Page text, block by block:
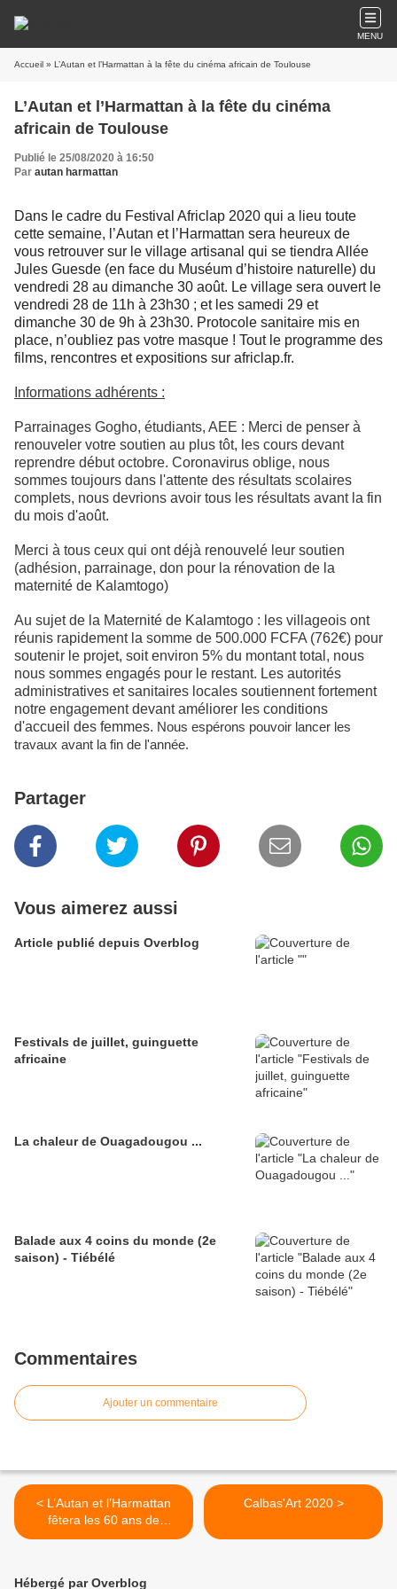
MENU
Accueil » L’Autan et l’Harmattan à la fête du cinéma africain de Toulouse
L’Autan et l’Harmattan à la fête du cinéma
africain de Toulouse
Publié le 25/08/2020 à 16:50
Par autan harmattan
Dans le cadre du Festival Africlap 2020 qui a lieu toute
cette semaine, l’Autan et l’Harmattan sera heureux de
vous retrouver sur le village artisanal qui se tiendra Allée
Jules Guesde (en face du Muséum d’histoire naturelle) du
vendredi 28 au dimanche 30 août. Le village sera ouvert le
vendredi 28 de 11h à 23h30 ; et les samedi 29 et
dimanche 30 de 9h à 23h30. Protocole sanitaire mis en
place, n’oubliez pas votre masque ! Tout le programme des
films, rencontres et expositions sur africlap.fr.
Informations adhérents :
Parrainages Gogho, étudiants, AEE : Merci de penser à
renouveler votre soutien au plus tôt, les cours devant
reprendre début octobre. Coronavirus oblige, nous
sommes toujours dans l'attente des résultats scolaires
complets, nous devrions avoir tous les résultats avant la fin
du mois d'août.
Merci à tous ceux qui ont déjà renouvelé leur soutien
(adhésion, parrainage, don pour la rénovation de la
maternité de Kalamtogo)
Au sujet de la Maternité de Kalamtogo : les villageois ont
réunis rapidement la somme de 500.000 FCFA (762€) pour
soutenir le projet, soit environ 5% du montant total, nous
nous sommes engagés pour le restant. Les autorités
administratives et sanitaires locales soutiennent fortement
notre engagement devant améliorer les conditions
d'accueil des femmes. Nous espérons pouvoir lancer les
travaux avant la fin de l'année.
Partager
Vous aimerez aussi
Article publié depuis Overblog
Festivals de juillet, guinguette
africaine
La chaleur de Ouagadougou ...
Balade aux 4 coins du monde (2e
saison) - Tiébélé
Commentaires
Ajouter un commentaire
< L’Autan et l’Harmattan
fêtera les 60 ans de
l’Indépendance du
Calbas'Art 2020 >
Hébergé par Overblog